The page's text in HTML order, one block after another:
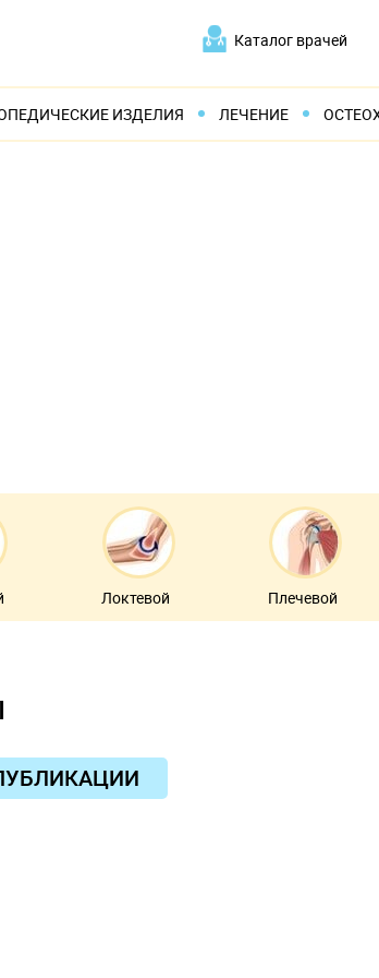
Каталог врачей
ИЗДЕЛИЯ ЛЕЧЕНИЕ
Локтевой Плечевой